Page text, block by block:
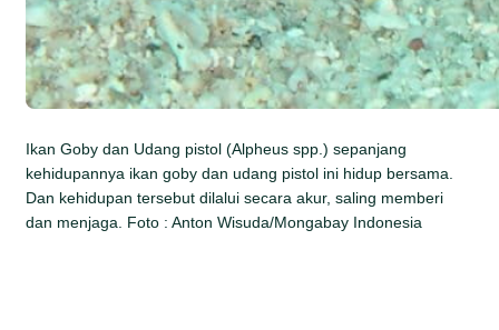
Ikan Goby dan Udang pistol (Alpheus spp.) sepanjang
kehidupannya ikan goby dan udang pistol ini hidup bersama.
Dan kehidupan tersebut dilalui secara akur, saling memberi
dan menjaga. Foto : Anton Wisuda/Mongabay Indonesia